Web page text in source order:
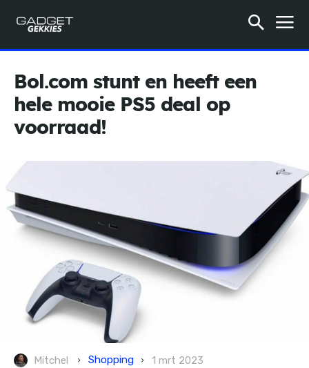
Bol.com stunt en heeft een
hele mooie PS5 deal op
voorraad!
Mitchel Shopping 1 mrt 2023